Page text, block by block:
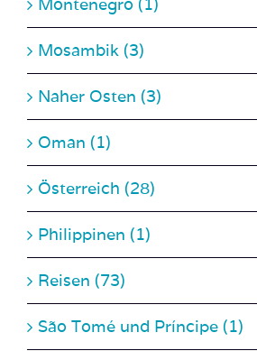
Mosambik (3)
Naher Osten (3)
Oman (1)
Österreich (28)
Philippinen (1)
Reisen (73)
São Tomé und Príncipe (1)
Saudi Arabien (1)